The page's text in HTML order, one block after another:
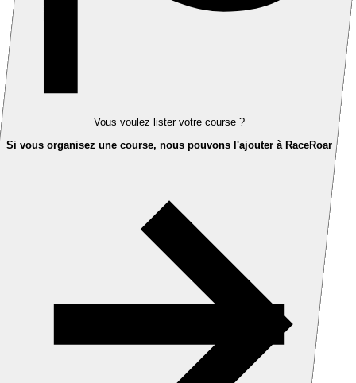
Vous voulez lister votre course ?
Si vous organisez une course, nous pouvons l'ajouter à RaceRoar